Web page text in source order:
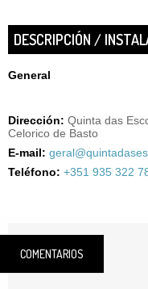
DESCRIPCIÓN /
General
Dirección: Quinta das
Celorico de Basto
E-mail:
Teléfono: +351 935 322
COMENTARIOS